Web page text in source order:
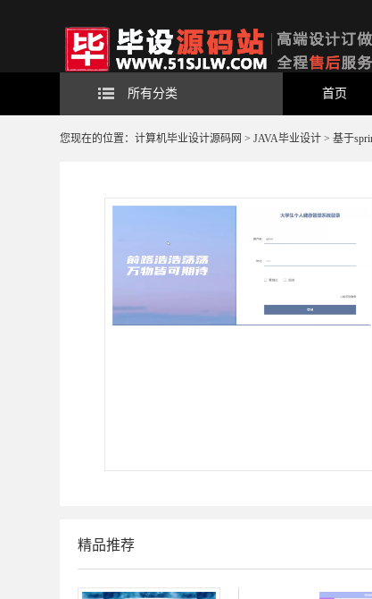
所有分类 首页
您现在的位置： 计算机毕业设计源码网 > JAVA毕业设计 > 基于
精品推荐